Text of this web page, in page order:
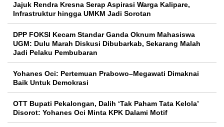
Jajuk Rendra Kresna Serap Aspirasi Warga Kalipare,
Infrastruktur hingga UMKM Jadi Sorotan
DPP FOKSI Kecam Standar Ganda Oknum Mahasiswa
UGM: Dulu Marah Diskusi Dibubarkab, Sekarang Malah
Jadi Pelaku Pembubaran
Yohanes Oci: Pertemuan Prabowo–Megawati Dimaknai
Baik Untuk Demokrasi
OTT Bupati Pekalongan, Dalih ‘Tak Paham Tata Kelola’
Disorot: Yohanes Oci Minta KPK Dalami Motif